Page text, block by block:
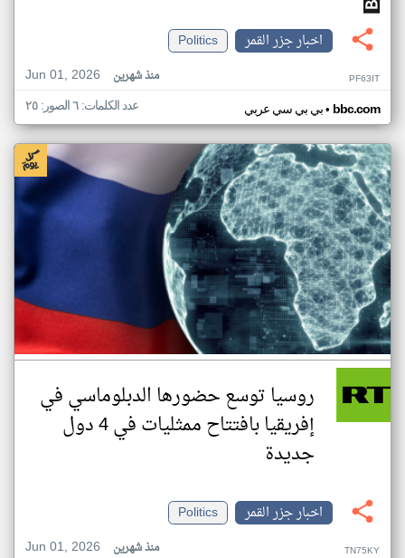
اخبار جزر القمر
Politics
Jun 01, 2026
منذ شهرين PF63IT
بي بي سي عربي• bbc.com عدد الكلمات: ٦ الصور: ٢٥
روسيا توسع حضورها الدبلوماسي في
إفريقيا بافتتاح ممثليات في 4 دول
جديدة
اخبار جزر القمر
Politics
Jun 01, 2026
منذ شهرين TN75KY